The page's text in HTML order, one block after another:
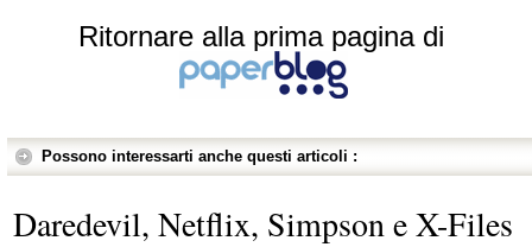
Ritornare alla prima pagina di
Possono interessarti anche questi articoli :
Daredevil, Netflix, Simpson e X-Files